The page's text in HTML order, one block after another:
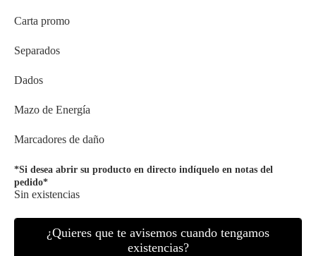
Carta promo
Separados
Dados
Mazo de Energía
Marcadores de daño
*Si desea abrir su producto en directo indíquelo en notas del
pedido*
Sin existencias
¿Quieres que te avisemos cuando tengamos
existencias?